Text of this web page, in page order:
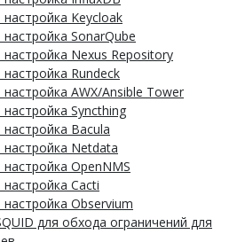
Keycloak
SonarQube
настройка Nexus Repository
Rundeck
AWX/Ansible Tower
Syncthing
Bacula
настройка Netdata
OpenNMS
Cacti
Observium
для обхода ограничений для